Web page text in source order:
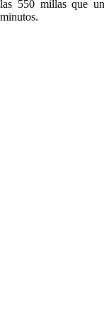
las 550 millas que
minutos.